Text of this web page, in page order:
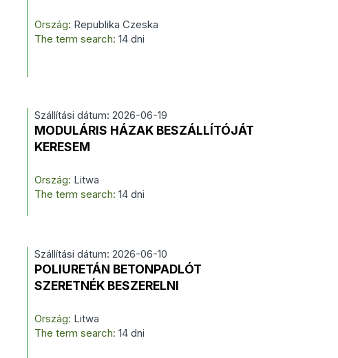
Ország: Republika Czeska
The term search: 14 dni
Szállítási dátum: 2026-06-19
MODULÁRIS HÁZAK BESZÁLLÍTÓJÁT
KERESEM
Ország: Litwa
The term search: 14 dni
Szállítási dátum: 2026-06-10
POLIURETÁN BETONPADLÓT
SZERETNÉK BESZERELNI
Ország: Litwa
The term search: 14 dni